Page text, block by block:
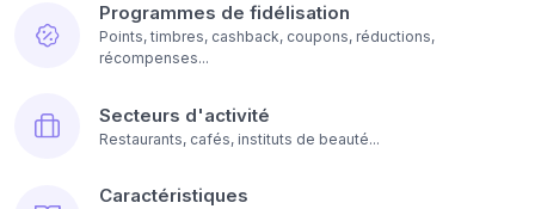
Programmes de fidélisation
Points, timbres, cashback, coupons, réductions,
récompenses...
Secteurs d'activité
Restaurants, cafés, instituts de beauté...
Caractéristiques